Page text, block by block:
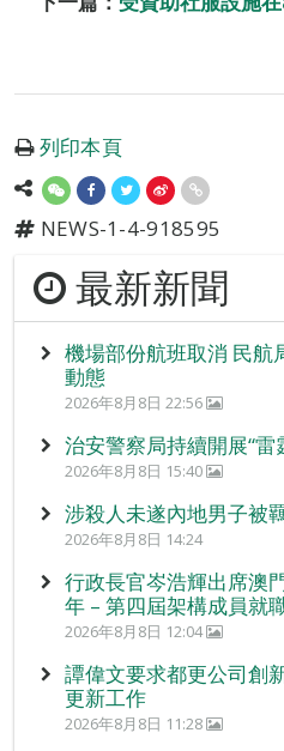
列印本頁
NEWS-1-4-918595
最新新聞
機場部份航班取消 民航
動態
2026年8月8日 22:56
治安警察局持續開展“雷
2026年8月8日 15:40
涉殺人未遂內地男子被
2026年8月8日 14:24
行政長官岑浩輝出席澳
年 – 第四屆架構成員就
2026年8月8日 12:04
譚偉文要求都更公司創
更新工作
2026年8月8日 11:28